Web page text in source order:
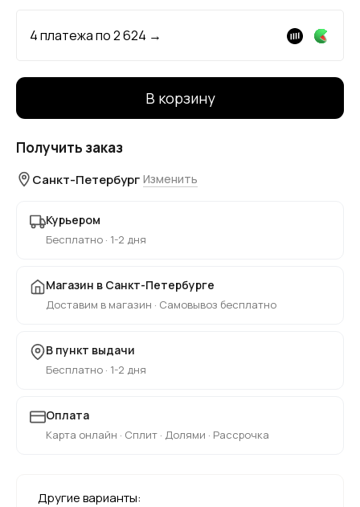
4 платежа по2 624 →
В корзину
Получить заказ
Санкт-Петербург Изменить
Курьером
Бесплатно · 1-2 дня
Магазин в Санкт-Петербурге
Доставим в магазин · Самовывоз бесплатно
В пункт выдачи
Бесплатно · 1-2 дня
Оплата
Карта онлайн · Сплит · Долями · Рассрочка
Другие варианты: